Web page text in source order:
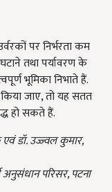
पर निर्भरता कम
तथा पर्यावरण के
भूमिका निभाते हैं.
जाए, तो यह सतत
हो सकते हैं.
एवं डॉ. उज्ज्वल कुमार,
परिसर, पटना